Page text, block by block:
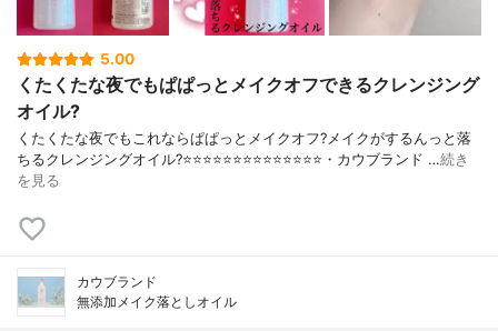
5.00
くたくたな夜でもぱぱっとメイクオフできるクレンジング
オイル?
くたくたな夜でもこれならぱぱっとメイクオフ?メイクがするんっと落
ちるクレンジングオイル?⭐️⭐️⭐️⭐️⭐️⭐️⭐️⭐️⭐️⭐️⭐️⭐️⭐️⭐️・カウブランド …続き
を見る
カウブランド
無添加メイク落としオイル